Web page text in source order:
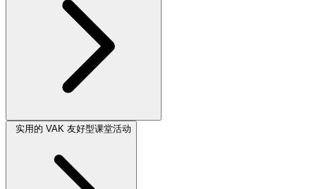
实用的 VAK 友好型课堂活动